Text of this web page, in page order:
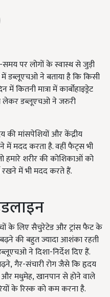
पर लोगों के स्वास्थ से जुड़ी
में डब्लूएचओ ने बताया है कि किसी
कितनी मात्रा में कार्बोहाइड्रेट
लेकर डब्लूएचओ ने जरुरी
की मांसपेशियों और केंद्रीय
में मदद करता है. वहीं फैट्स भी
हमारे शरीर की कोशिकाओं को
रखने में भी मदद करते हैं.
के लिए सैचुरेटेड और ट्रांस फैट के
की बहुत ज्यादा आशंका रहती
ने दिशा-निर्देश दिए हैं.
,गैर-संचारी रोग जैसे कि हृदय
और मधुमेह,खानपान से होने वाले
के रिस्क को कम करना है.